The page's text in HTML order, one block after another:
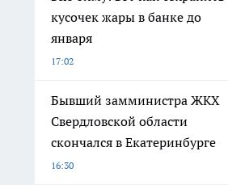
кусочек жары в банке до
января
17:02
Бывший замминистра ЖКХ
Свердловской области
скончался в Екатеринбурге
16:30